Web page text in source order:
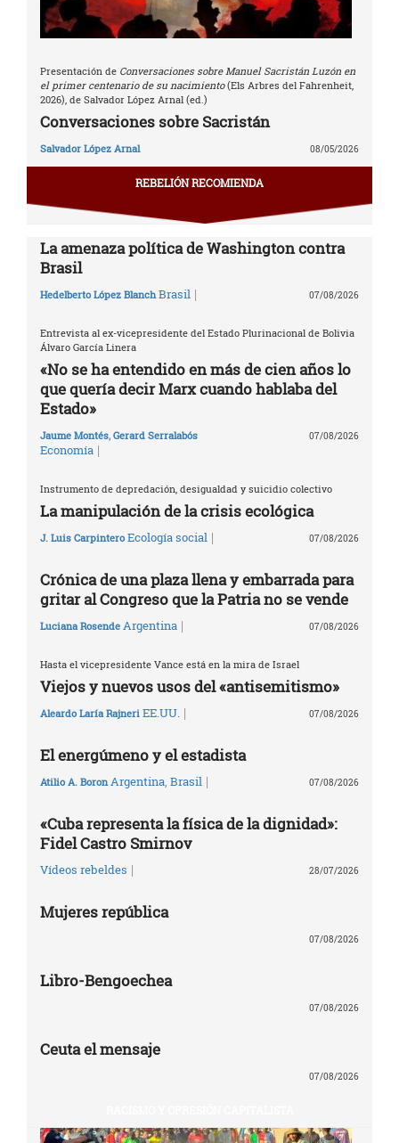
Presentación de Conversaciones sobre Manuel Sacristán Luzón en
el primer centenario de su nacimiento(Els Arbres del Fahrenheit,
2026), de Salvador López Arnal (ed.)
Conversaciones sobre Sacristán
Salvador López Arnal 08/05/2026
REBELIÓN RECOMIENDA
La amenaza política de Washington contra
Brasil
Hedelberto López Blanch Brasil | 07/08/2026
Entrevista al ex-vicepresidente del Estado Plurinacional de Bolivia
Álvaro García Linera
«No se ha entendido en más de cien años lo
que quería decir Marx cuando hablaba del
Estado»
Jaume Montés, Gerard Serralabós
Economía |
07/08/2026
Instrumento de depredación, desigualdad y suicidio colectivo
La manipulación de la crisis ecológica
J. Luis Carpintero Ecología social | 07/08/2026
Crónica de una plaza llena y embarrada para
gritar al Congreso que la Patria no se vende
Luciana Rosende Argentina | 07/08/2026
Hasta el vicepresidente Vance está en la mira de Israel
Viejos y nuevos usos del «antisemitismo»
Aleardo Laría Rajneri EE.UU. | 07/08/2026
El energúmeno y el estadista
Atilio A. Boron Argentina Brasil | 07/08/2026
«Cuba representa la física de la dignidad»:
Fidel Castro Smirnov
Vídeos rebeldes | 28/07/2026
Mujeres república
07/08/2026
Libro-Bengoechea
07/08/2026
Ceuta el mensaje
07/08/2026